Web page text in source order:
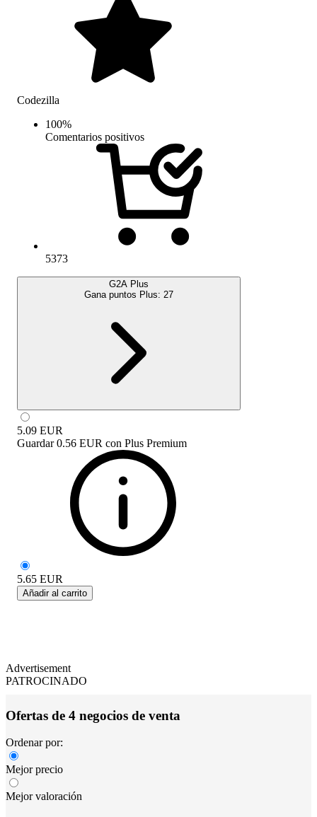
Codezilla
100%
Comentarios positivos
5373
G2A Plus
Gana puntos Plus: 27
5.09 EUR
Guardar 0.56 EUR con Plus Premium
5.65 EUR
Añadir al carrito
Advertisement
PATROCINADO
Ofertas de 4 negocios de venta
Ordenar por:
Mejor precio
Mejor valoración